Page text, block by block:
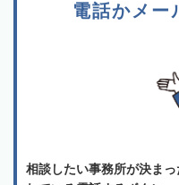
電話かメー
相談したい事務所が決ま